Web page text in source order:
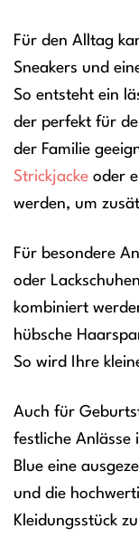
Für den Alltag
Sneakers und
So entsteht ein
der perfekt für
der Familie
Strickjacke oder
werden, um
Für besondere
oder
kombiniert
hübsche
So wird Ihre
Auch für
festliche Anlässe
Blue eine
und die
Kleidungsstück